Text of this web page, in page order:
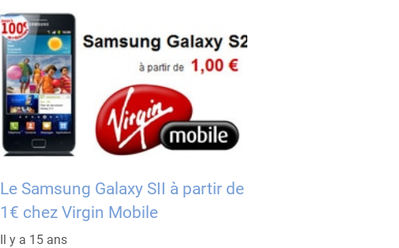
Le Samsung Galaxy SII à partir de
1€ chez Virgin Mobile
Il y a 15 ans